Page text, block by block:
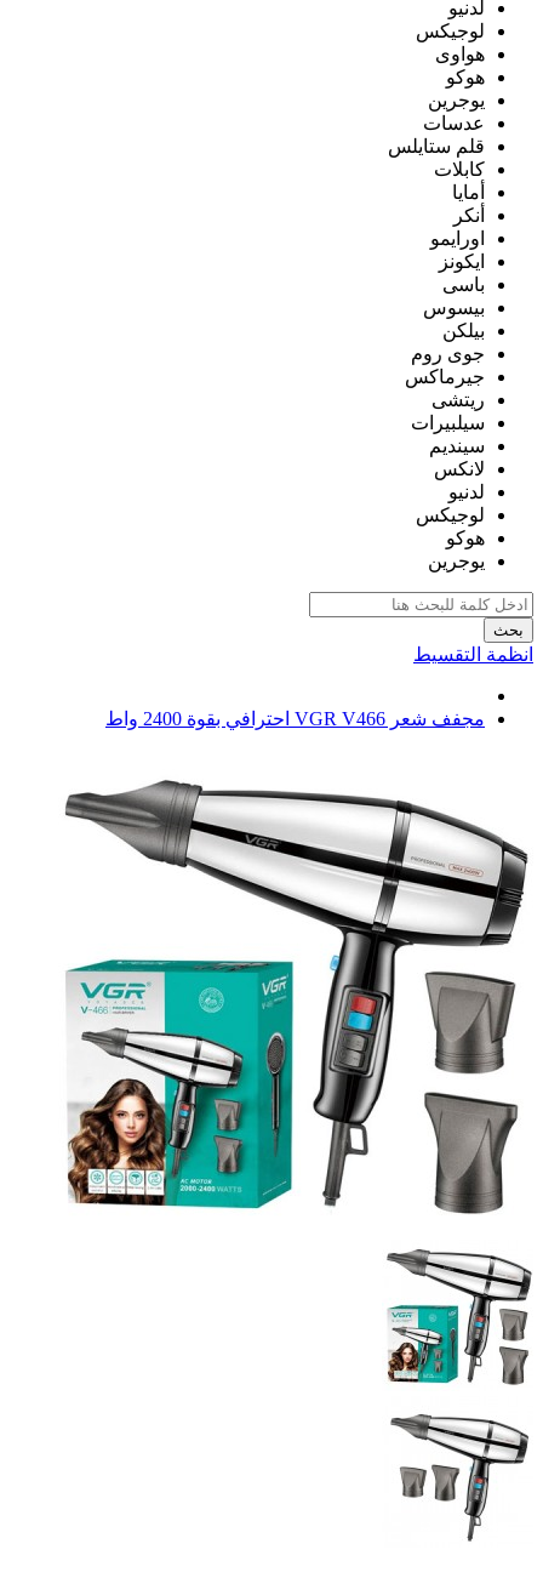
لدنيو
لوجيكس
هواوى
هوكو
يوجرين
عدسات
قلم ستايلس
كابلات
أمايا
أنكر
اورايمو
ايكونز
باسى
بيسوس
بيلكن
جوى روم
جيرماكس
ريتشى
سيلبيرات
سينديم
لانكس
لدنيو
لوجيكس
هوكو
يوجرين
بحث
انظمة التقسيط
مجفف شعر VGR V466 احترافي بقوة 2400 واط